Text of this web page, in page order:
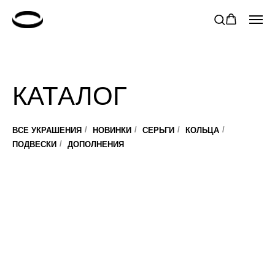
КАТАЛОГ
ВСЕ УКРАШЕНИЯ / НОВИНКИ / СЕРЬГИ / КОЛЬЦА /
ПОДВЕСКИ / ДОПОЛНЕНИЯ